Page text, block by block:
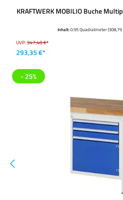
KRAFTWERK MOBILIO Buche
Inhalt:0.95 Quadratmeter
UVP:347,48 €*
293,35 €*
- 25%